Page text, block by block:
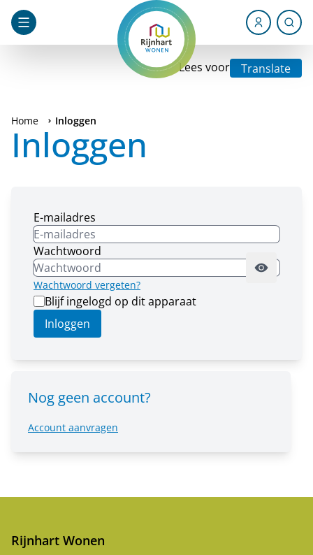
Lees voor Translate
Home Inloggen
Inloggen
E-mailadres
Wachtwoord
Wachtwoord vergeten?
Blijf ingelogd op dit apparaat
Inloggen
Nog geen account?
Account aanvragen
Rijnhart Wonen